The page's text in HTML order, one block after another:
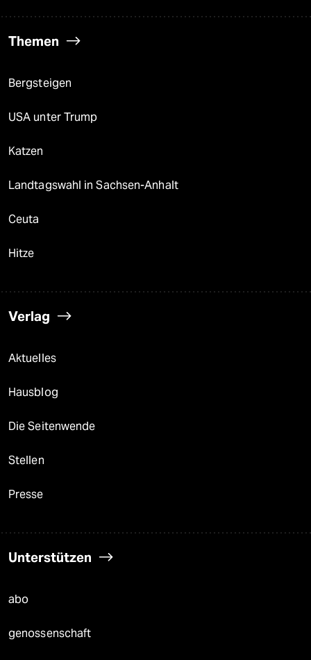
Themen
Bergsteigen
USA unter Trump
Katzen
Landtagswahl in Sachsen-Anhalt
Ceuta
Hitze
Verlag
Aktuelles
Hausblog
Die Seitenwende
Stellen
Presse
Unterstützen
abo
genossenschaft